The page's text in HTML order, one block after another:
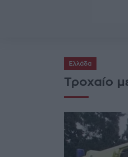
Ελλάδα
Τροχαίο